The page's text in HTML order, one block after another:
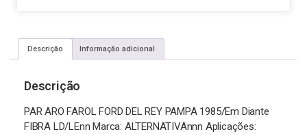
Descrição Informação adicional
Descrição
PAR ARO FAROL FORD DEL REY PAMPA 1985/Em Diante
FIBRA LD/LEnn Marca: ALTERNATIVAnnn Aplicações: